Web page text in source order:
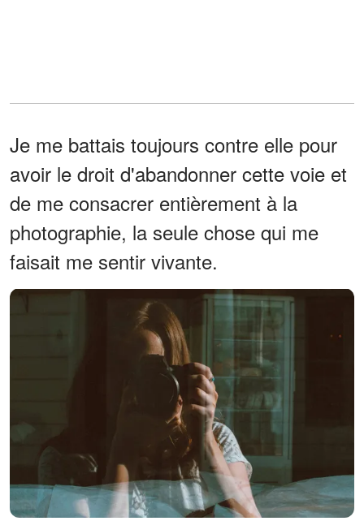
Je me battais toujours contre elle pour
avoir le droit d'abandonner cette voie et
de me consacrer entièrement à la
photographie, la seule chose qui me
faisait me sentir vivante.